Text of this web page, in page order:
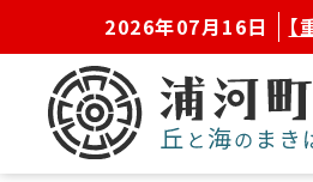
2026年07月16日